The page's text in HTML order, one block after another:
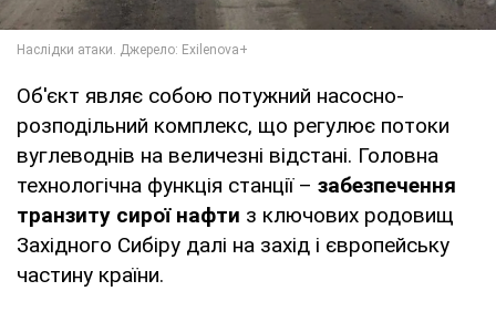
Об'єкт являє собою потужний насосно-
розподільний комплекс, що регулює потоки
вуглеводнів на величезні відстані. Головна
технологічна функція станції – забезпечення
транзиту сирої нафти з ключових родовищ
Західного Сибіру далі на захід і європейську
частину країни.